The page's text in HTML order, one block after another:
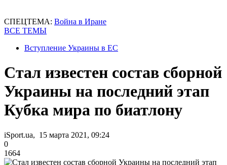
СПЕЦТЕМА: Война в Иране
ВСЕ ТЕМЫ
Вступление Украины в ЕС
Стал известен состав сборной
Украины на последний этап
Кубка мира по биатлону
iSport.ua, 15 марта 2021, 09:24
0
1664